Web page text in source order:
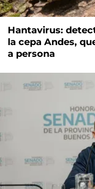
Hantavirus:
la cepa Andes,
a persona